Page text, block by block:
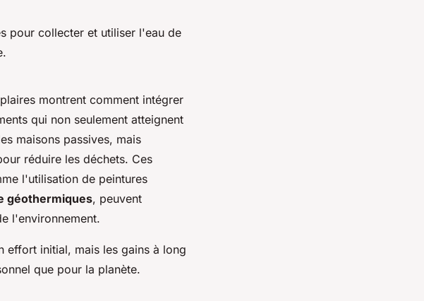
pour collecter et utiliser l'eau de
montrent comment intégrer
qui non seulement atteignent
maisons passives, mais
réduire les déchets. Ces
l'utilisation de peintures
géothermiques, peuvent
l'environnement.
effort initial, mais les gains à long
que pour la planète.